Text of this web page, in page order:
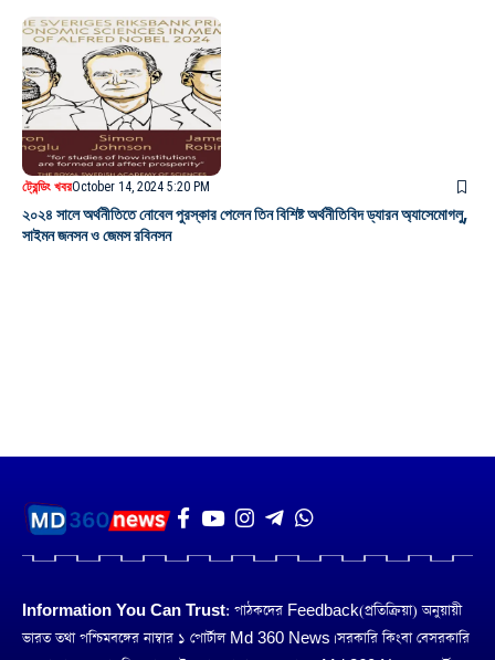
ট্রেন্ডিং খবরOctober 14, 2024 5:20 PM
২০২৪ সালে অর্থনীতিতে নোবেল পুরস্কার পেলেন তিন বিশিষ্ট অর্থনীতিবিদ ড্যারন অ্যাসেমোগলু,
সাইমন জনসন ও জেমস রবিনসন
Information You Can Trust: পাঠকদের Feedback(প্রতিক্রিয়া) অনুয়ায়ী
ভারত তথা পশ্চিমবঙ্গের নাম্বার ১ পোর্টাল Md 360 News। সরকারি কিংবা বেসরকারি